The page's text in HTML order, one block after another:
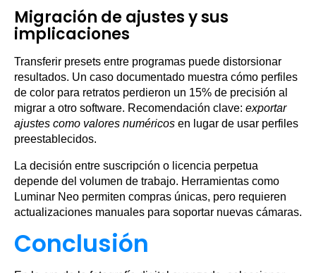
Migración de ajustes y sus
implicaciones
Transferir presets entre programas puede distorsionar
resultados. Un caso documentado muestra cómo perfiles
de color para retratos perdieron un 15% de precisión al
migrar a otro software. Recomendación clave: exportar
ajustes como valores numéricos en lugar de usar perfiles
preestablecidos.
La decisión entre suscripción o licencia perpetua
depende del volumen de trabajo. Herramientas como
Luminar Neo permiten compras únicas, pero requieren
actualizaciones manuales para soportar nuevas cámaras.
Conclusión